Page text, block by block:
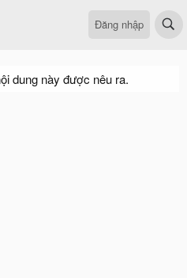
Đăng nhập
dung này được nêu ra.